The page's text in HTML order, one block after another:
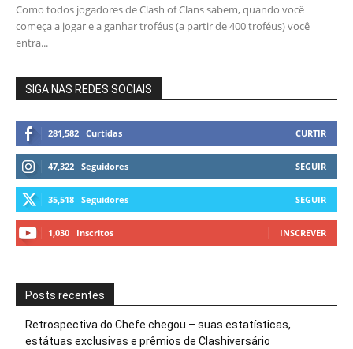
Como todos jogadores de Clash of Clans sabem, quando você
começa a jogar e a ganhar troféus (a partir de 400 troféus) você
entra...
SIGA NAS REDES SOCIAIS
281,582 Curtidas CURTIR
47,322 Seguidores SEGUIR
35,518 Seguidores SEGUIR
1,030 Inscritos INSCREVER
Posts recentes
Retrospectiva do Chefe chegou – suas estatísticas,
estátuas exclusivas e prêmios de Clashiversário